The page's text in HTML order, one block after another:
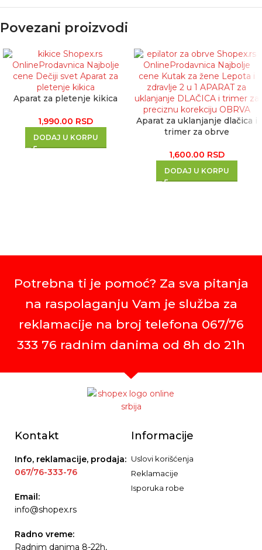
Povezani proizvodi
Aparat za pletenje kikica
1,990.00 RSD
DODAJ U KORPU
Aparat za uklanjanje dlačica i
trimer za obrve
1,600.00 RSD
DODAJ U KORPU
Potrebna ti je pomoć? Za sva pitanja
na raspolaganju Vam je služba za
reklamacije na broj telefona 067/76
333 76 radnim danima od 8h do 21h
Kontakt
Info, reklamacije, prodaja:
067/76-333-76
Email:
info@shopex.rs
Radno vreme:
Radnim danima 8-22h,
Informacije
Uslovi korišćenja
Reklamacije
Isporuka robe